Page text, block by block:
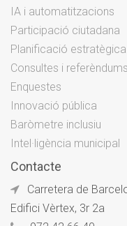
IA i automatitzacions
Participació ciutadana
Planificació estratègica
Consultes i referèndums
Enquestes
Innovació pública
Baròmetre inclusiu
Intel·ligència municipal
Contacte
Carretera de
Edifici Vèrtex, 3r 2a